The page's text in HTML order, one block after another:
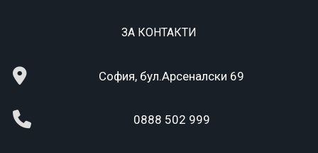
ЗА КОНТАКТИ
София, бул.Арсеналски 69
0888 502 999